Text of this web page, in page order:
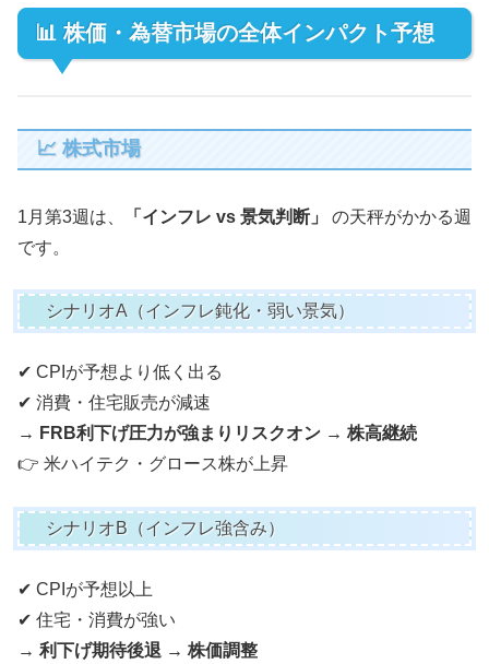
📊 株価・為替市場の全体インパクト予想
📈 株式市場
1月第3週は、 「インフレ vs 景気判断」
の天秤がかかる週
です。
シナリオA（インフレ鈍化・弱い景気）
✔ CPIが予想より低く出る
✔ 消費・住宅販売が減速
→ FRB利下げ圧力が強まりリスクオン → 株高継続
👉 米ハイテク・グロース株が上昇
シナリオB（インフレ強含み）
✔ CPIが予想以上
✔ 住宅・消費が強い
→ 利下げ期待後退 → 株価調整